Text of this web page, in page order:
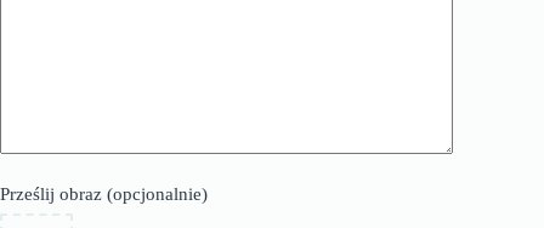
Prześlij obraz (opcjonalnie)